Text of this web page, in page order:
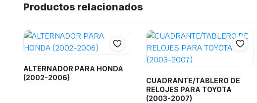
Productos relacionados
ALTERNADOR PARA HONDA
(2002-2006)
CUADRANTE/TABLERO DE
RELOJES PARA TOYOTA
(2003-2007)